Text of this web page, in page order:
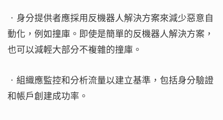
‧身分提供者應採用反機器人解決方案來減少惡意自
動化，例如撞庫。即使是簡單的反機器人解決方案，
也可以減輕大部分不複雜的撞庫。
‧組織應監控和分析流量以建立基準，包括身分驗證
和帳戶創建成功率。